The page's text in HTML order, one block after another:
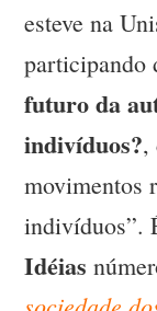
esteve na
futuro da
indivíduos?,
movimentos
indivíduos”.
Idéias